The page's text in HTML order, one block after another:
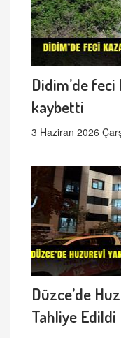
Didim’de feci
kaybetti
3 Haziran 2026
Düzce’de
Tahliye Edildi